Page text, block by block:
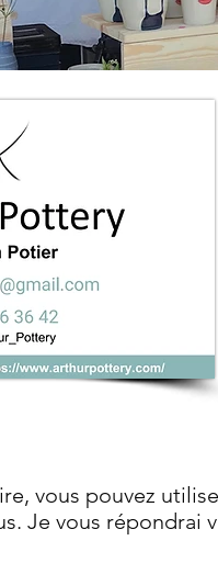
vous pouvez
Je vous répondrai